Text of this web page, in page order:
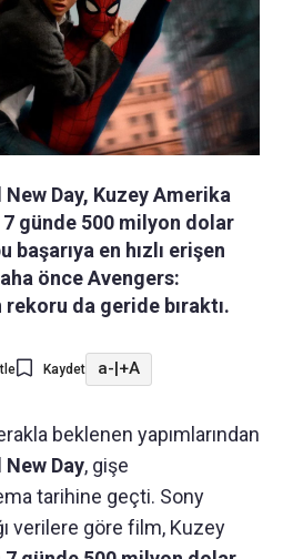
Day, Kuzey Amerika
günde 500 milyon dolar
başarıya en hızlı erişen
önce Avengers:
da geride bıraktı.
Kaydet a-|+A
beklenen yapımlarından
Day, gişe
tarihine geçti. Sony
verilere göre film, Kuzey